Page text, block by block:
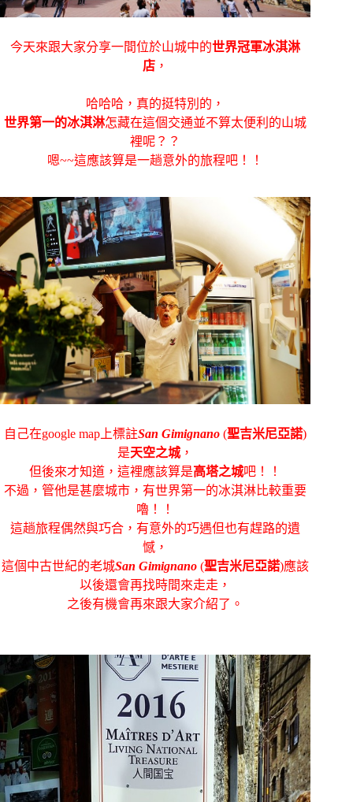
今天來跟大家分享一間位於山城中的世界冠軍冰淇淋
店 ，
哈哈哈，真的挺特別的，
世界第一的冰淇淋怎藏在這個交通並不算太便利的山城
裡呢？？
嗯~~這應該算是一趟意外的旅程吧！！
自己在google map上標註San Gimignano (聖吉米尼亞諾)
是天空之城，
但後來才知道，這裡應該算是高塔之城吧！！
不過，管他是甚麼城市，有世界第一的冰淇淋比較重要
嚕！！
這趟旅程偶然與巧合，有意外的巧遇但也有趕路的遺
憾，
這個中古世紀的老城San Gimignano (聖吉米尼亞諾)應該
以後還會再找時間來走走，
之後有機會再來跟大家介紹了。